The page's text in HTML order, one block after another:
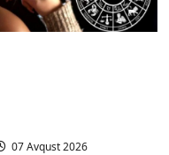
07 Avqust 2026